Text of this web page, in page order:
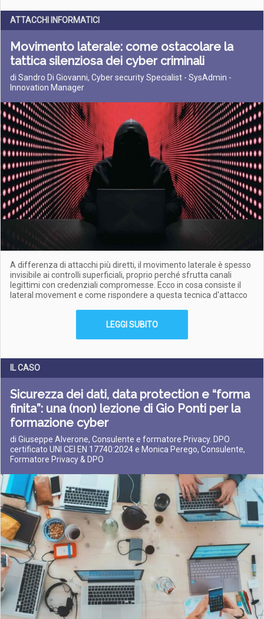
ATTACCHI INFORMATICI
Movimento laterale: come ostacolare la
tattica silenziosa dei cyber criminali
di Sandro Di Giovanni, Cyber security Specialist - SysAdmin -
Innovation Manager
A differenza di attacchi più diretti, il movimento laterale è spesso
invisibile ai controlli superficiali, proprio perché sfrutta canali
legittimi con credenziali compromesse. Ecco in cosa consiste il
lateral movement e come rispondere a questa tecnica d'attacco
LEGGI SUBITO
IL CASO
Sicurezza dei dati, data protection e “forma
finita”: una (non) lezione di Gio Ponti per la
formazione cyber
di Giuseppe Alverone, Consulente e formatore Privacy. DPO
certificato UNI CEI EN 17740:2024 e Monica Perego, Consulente,
Formatore Privacy & DPO